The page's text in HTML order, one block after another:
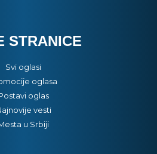
STRANICE
Svi oglasi
oglasa
oglas
vesti
u Srbiji